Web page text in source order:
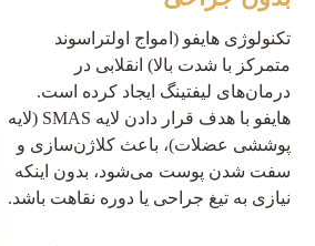
تکنولوژی هایفو (امواج اولتراسوند
متمرکز با شدت بالا) انقلابی در
درمان‌های لیفتینگ ایجاد کرده است.
هایفو با هدف قرار دادن لایه SMAS (لایه
پوششی عضلات)، باعث کلاژن‌سازی و
سفت شدن پوست می‌شود، بدون اینکه
نیازی به تیغ جراحی یا دوره نقاهت باشد.